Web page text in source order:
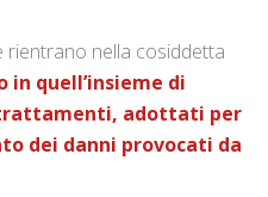
rientrano nella cosiddetta
in quell’insieme di
adottati per
dei danni provocati da